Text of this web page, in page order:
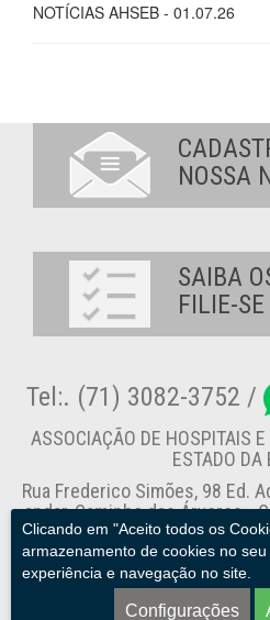
NOTÍCIAS AHSEB - 01.07.26
Clicando em "Aceito todos os
armazenamento de cookies no
experiência e navegação no site.
Configurações
NOSSA
SAIBA
FILIE-
Tel:. (71) 3082-3752 /
ASSOCIAÇÃO DE HOSPITAIS
ESTADO DA
Rua Frederico Simões, 98 Ed.
andar, Caminho das Árvores -
774
Canal de